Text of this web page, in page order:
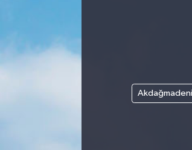
Akdağmadeni